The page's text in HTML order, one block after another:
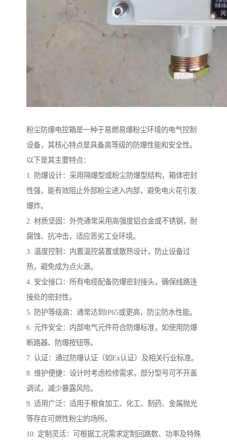
粉尘防爆电控箱是一种于易燃易爆粉尘环境的电气控制
设备，其核心特点是具备高等级的防爆性能和安全性。
以下是其主要特点：
1. 防爆设计：采用隔爆型或粉尘防爆型结构，箱体密封
性强，能有效阻止外部粉尘进入内部，避免电火花引发
爆炸。
2. 材质坚固：外壳通常采用高强度铝合金或不锈钢，耐
腐蚀、抗冲击，适应恶劣工业环境。
3. 温度控制：内置温控装置或散热设计，防止设备过
热，避免成为点火源。
4. 安全接口：所有电缆配备防爆密封接头，确保线路连
接处的密封性。
5. 防护等级高：通常达到IP65或更高，防尘防水性能。
6. 元件安全：内部电气元件符合防爆标准，如使用防爆
断路器、防爆按钮等。
7. 认证：通过防爆认证（如Ex认证）及相关行业标准。
8. 维护便捷：设计时考虑检修需求，部分型号可不开盖
调试，减少暴露风险。
9. 适用广泛：适用于粮食加工、化工、制药、金属抛光
等存在可燃性粉尘的场所。
10. 定制灵活：可根据工况需求定制回路数、功率及特殊